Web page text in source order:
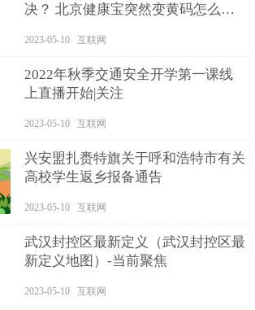
决？ 北京健康宝突然变黄码怎么回
2023-05-10 互联网
2022年秋季交通安全开学第一课线
上直播开始|关注
2023-05-10 互联网
兴安盟扎赉特旗关于呼和浩特市有关
高校学生返乡报备通告
2023-05-10 互联网
武汉封控区最新定义（武汉封控区最
新定义地图）-当前聚焦
2023-05-10 互联网